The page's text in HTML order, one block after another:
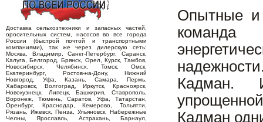
Доставка сельхозтехники и запасных частей,
оросительных систем, насосов во все города
России (быстрой почтой и транспортными
компаниями), так же через дилерскую сеть:
Москва, Владимир, Санкт-Петербург, Саранск,
Калуга, Белгород, Брянск, Орел, Курск, Тамбов,
Новосибирск, Челябинск, Томск, Омск,
Екатеринбург, Ростов-на-Дону, Нижний
Новгород, Уфа, Казань, Самара, Пермь,
Хабаровск, Волгоград, Иркутск, Красноярск,
Новокузнецк, Липецк, Башкирия, Ставрополь,
Воронеж, Тюмень, Саратов, Уфа, Татарстан,
Оренбург, Краснодар, Кемерово, Тольятти,
Рязань, Ижевск, Пенза, Ульяновск, Набережные
Челны, Ярославль, Астрахань, Барнаул,
Опытные и
команда
Кадман.
Кадман